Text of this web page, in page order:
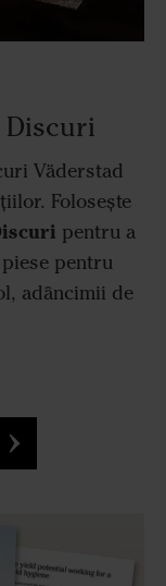
Väderstad
Folosește
pentru a
pentru
adâncimii de